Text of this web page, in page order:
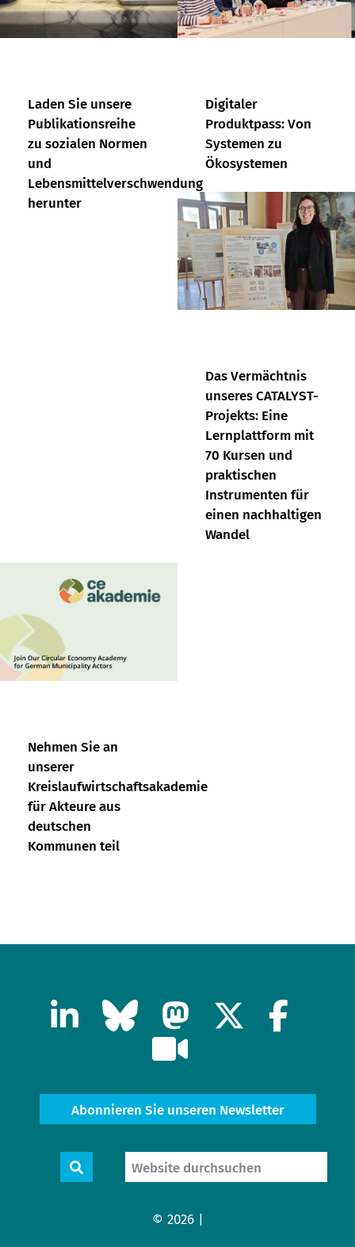
Laden Sie unsere
Publikationsreihe
zu sozialen Normen
und
Lebensmittelverschwendung
herunter
Digitaler
Produktpass: Von
Systemen zu
Ökosystemen
Das Vermächtnis
unseres CATALYST-
Projekts: Eine
Lernplattform mit
70 Kursen und
praktischen
Instrumenten für
einen nachhaltigen
Wandel
Nehmen Sie an
unserer
Kreislaufwirtschaftsakademie
für Akteure aus
deutschen
Kommunen teil
Abonnieren Sie unseren Newsletter
Suche
Website
durchsuchen
© 2026 |